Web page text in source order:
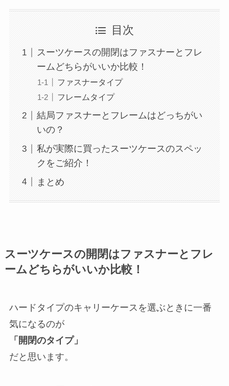
目次
スーツケースの開閉はファスナーとフレ
ームどちらがいいか比較！
ファスナータイプ
フレームタイプ
結局ファスナーとフレームはどっちがい
いの？
私が実際に買ったスーツケースのスペッ
クをご紹介！
まとめ
スーツケースの開閉はファスナーとフレ
ームどちらがいいか比較！
ハードタイプのキャリーケースを選ぶときに一番
気になるのが
「開閉のタイプ」
だと思います。